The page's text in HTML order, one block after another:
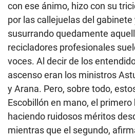
con ese ánimo, hizo con su
por las callejuelas del
susurrando quedamente
recicladores profesionales
voces. Al decir de los
ascenso eran los ministros
y Arana. Pero, sobre todo,
Escobillón en mano, el
haciendo ruidosos méritos
mientras que el segundo,